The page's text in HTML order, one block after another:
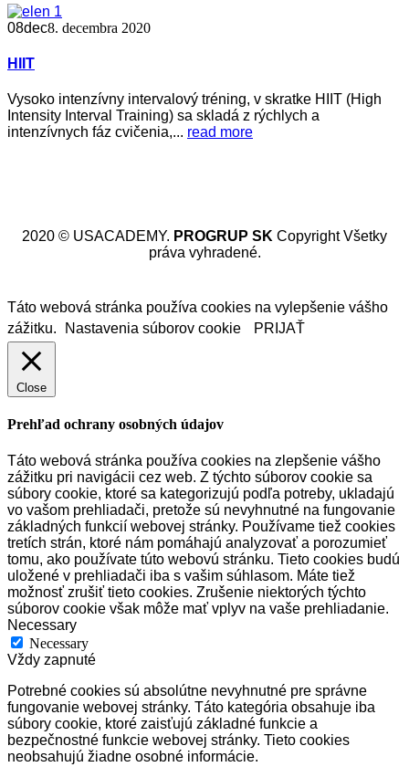
08dec8. decembra 2020
HIIT
Vysoko intenzívny intervalový tréning, v skratke HIIT (High
Intensity Interval Training) sa skladá z rýchlych a
intenzívnych fáz cvičenia,... read more
2020 © USACADEMY. PROGRUP SK Copyright Všetky
práva vyhradené.
Táto webová stránka používa cookies na vylepšenie vášho
zážitku.
Nastavenia súborov cookie PRIJAŤ
Close
Prehľad ochrany osobných údajov
Táto webová stránka používa cookies na zlepšenie vášho
zážitku pri navigácii cez web. Z týchto súborov cookie sa
súbory cookie, ktoré sa kategorizujú podľa potreby, ukladajú
vo vašom prehliadači, pretože sú nevyhnutné na fungovanie
základných funkcií webovej stránky. Používame tiež cookies
tretích strán, ktoré nám pomáhajú analyzovať a porozumieť
tomu, ako používate túto webovú stránku. Tieto cookies budú
uložené v prehliadači iba s vašim súhlasom. Máte tiež
možnosť zrušiť tieto cookies. Zrušenie niektorých týchto
súborov cookie však môže mať vplyv na vaše prehliadanie.
Necessary
Necessary
Vždy zapnuté
Potrebné cookies sú absolútne nevyhnutné pre správne
fungovanie webovej stránky. Táto kategória obsahuje iba
súbory cookie, ktoré zaisťujú základné funkcie a
bezpečnostné funkcie webovej stránky. Tieto cookies
neobsahujú žiadne osobné informácie.